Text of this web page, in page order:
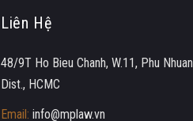
Liên Hệ
48/9T Ho Bieu Chanh, W.11, Phu Nhuan
Dist., HCMC
Email: info@mplaw.vn